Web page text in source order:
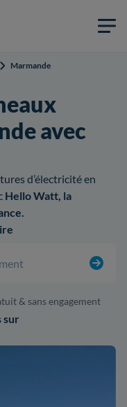
Marmande
avec
d’électricité en
Hello Watt, la
& sans engagement
sur